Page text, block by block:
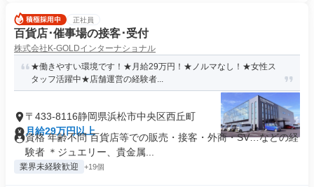
正社員
百貨店･催事場の接客･受付
株式会社K-GOLDインターナショナル
★働きやすい環境です！★月給29万円！★ノルマなし！★女性ス
タッフ活躍中★店舗運営の経験者...
〒433-8116静岡県浜松市中央区西丘町
月給29万円以上
資格 年齢不問 百貨店等での販売・接客・外商・SV…などの経
験者 ＊ジュエリー、貴金属...
業界未経験歓迎 +19個